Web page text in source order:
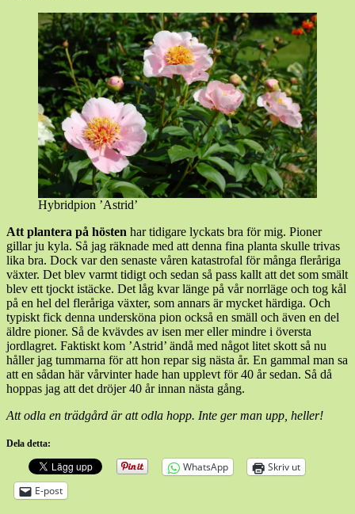
Hybridpion ’Astrid’
Att plantera på hösten har tidigare lyckats bra för mig. Pioner
gillar ju kyla. Så jag räknade med att denna fina planta skulle trivas
lika bra. Dock var den senaste våren katastrofal för många fleråriga
växter. Det blev varmt tidigt och sedan så pass kallt att det som smält
blev ett tjockt istäcke. Det låg kvar länge på vår norrläge och tog kål
på en hel del fleråriga växter, som annars är mycket härdiga. Och
typiskt fick denna undersköna pion också en smäll och även en del
äldre pioner. Så de kvävdes av isen mer eller mindre i översta
jordlagret. Faktiskt kom ’Astrid’ ändå med något litet skott så nu
håller jag tummarna för att hon repar sig nästa år. En gammal man sa
att en sådan här vårvinter hade han upplevt för 40 år sedan. Så då
hoppas jag att det dröjer 40 år innan nästa gång.
Att odla en trädgård är att odla hopp. Inte ger man upp, heller!
Dela detta:
WhatsApp
Skriv ut
E-post